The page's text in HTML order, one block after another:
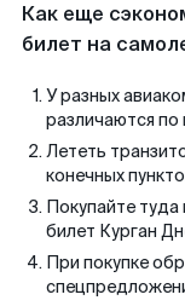
Как еще
билет на
У разных
различаются по
Лететь
конечных
Покупайте
билет Курган
При покупке